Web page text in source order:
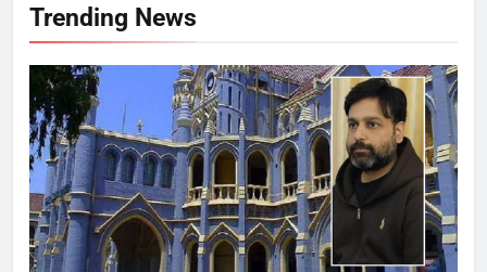
Trending News